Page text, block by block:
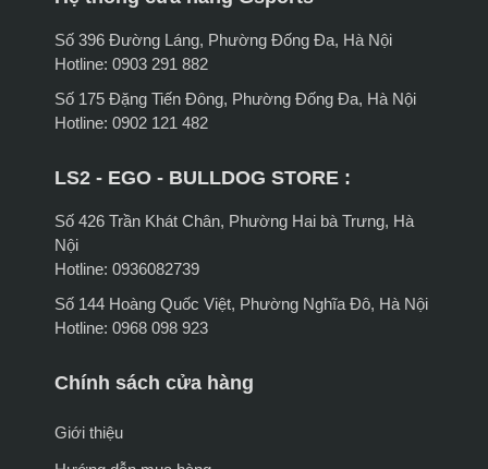
Số 396 Đường Láng, Phường Đống Đa, Hà Nội
Hotline: 0903 291 882
Số 175 Đặng Tiến Đông, Phường Đống Đa, Hà Nội
Hotline: 0902 121 482
LS2 - EGO - BULLDOG STORE :
Số 426 Trần Khát Chân, Phường Hai bà Trưng, Hà
Nội
Hotline: 0936082739
Số 144 Hoàng Quốc Việt, Phường Nghĩa Đô, Hà Nội
Hotline: 0968 098 923
Chính sách cửa hàng
Giới thiệu